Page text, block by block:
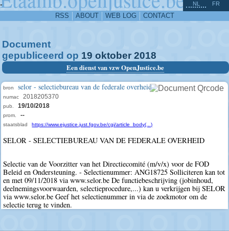
-
RSS ABOUT WEB LOG CONTACT
NL FR
Document
gepubliceerd op 19 oktober 2018
Een dienst van vzw OpenJustice.be
bron selor - selectiebureau van de federale overheid
numac 2018205370
pub. 19/10/2018
prom. --
staatsblad https://www.ejustice.just.fgov.be/cgi/article_body(...)
SELOR - SELECTIEBUREAU VAN DE FEDERALE OVERHEID
Selectie van de Voorzitter van het Directiecomité (m/v/x) voor de FOD
Beleid en Ondersteuning. - Selectienummer: ANG18725 Solliciteren kan tot
en met 09/11/2018 via www.selor.be De functiebeschrijving (jobinhoud,
deelnemingsvoorwaarden, selectieprocedure,...) kan u verkrijgen bij SELOR
via www.selor.be Geef het selectienummer in via de zoekmotor om de
selectie terug te vinden.
^